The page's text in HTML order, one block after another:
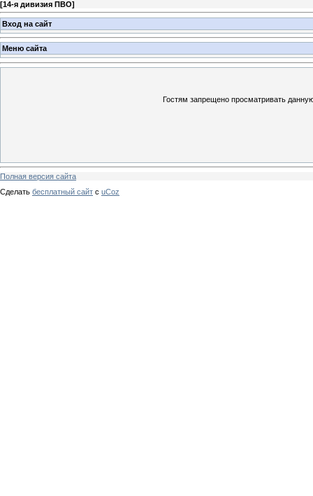
[14-я дивизия ПВО]
Вход на сайт
Меню сайта
Гостям запрещено просматривать
Полная версия сайта
Сделать бесплатный сайт с uCoz